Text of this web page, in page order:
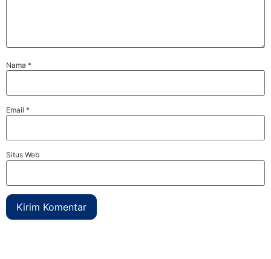
Nama *
Email *
Situs Web